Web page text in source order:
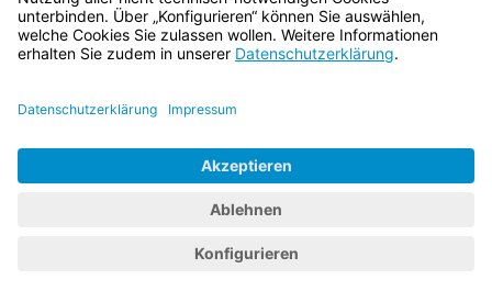
BayernPortal
Datenschutz
Kontakt
Kontrastwechsel